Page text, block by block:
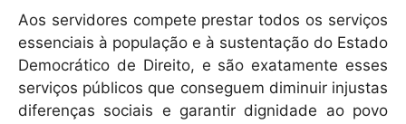
Aos servidores compete prestar todos os serviços
essenciais à população e à sustentação do Estado
Democrático de Direito, e são exatamente esses
serviços públicos que conseguem diminuir injustas
diferenças sociais e garantir dignidade ao povo